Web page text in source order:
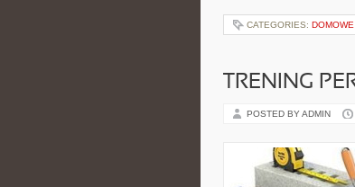
CATEGORIES:
TRENING
POSTED BY ADMIN